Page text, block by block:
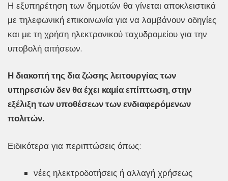
Η εξυπηρέτηση των δημοτών θα γίνεται αποκλειστικά
με τηλεφωνική επικοινωνία για να λαμβάνουν οδηγίες
και με τη χρήση ηλεκτρονικού ταχυδρομείου για την
υποβολή αιτήσεων.
Η διακοπή της δια ζώσης λειτουργίας των
υπηρεσιών δεν θα έχει καμία επίπτωση, στην
εξέλιξη των υποθέσεων των ενδιαφερόμενων
πολιτών.
Ειδικότερα για περιπτώσεις όπως:
νέες ηλεκτροδοτήσεις ή αλλαγή χρήσεως